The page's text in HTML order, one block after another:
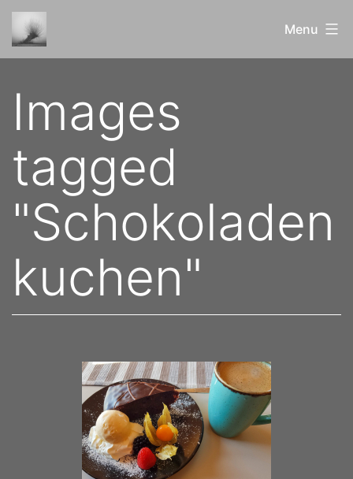
Skip
to
und
Bewundertes
Menu
Images
tagged
"Schokoladen
kuchen"